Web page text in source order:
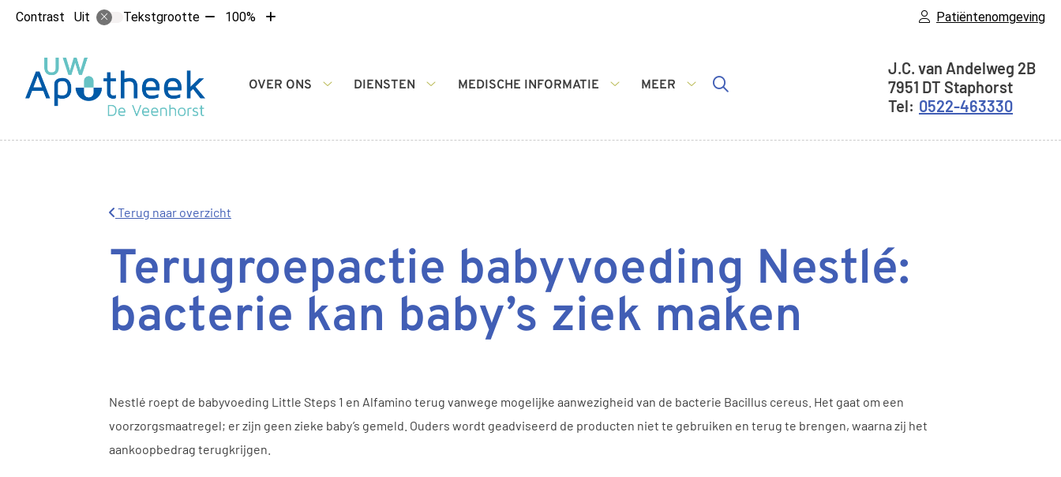
Contrast Uit Tekstgrootte Tekst100%
Tekst
Patiëntenomgeving
Hoofdmenu
OVER ONS
DIENSTEN
MEDISCHE INFORMATIE
MEER
Adresgegevens
J.C. van Andelweg 2B
7951 DT Staphorst
0522-463330
Terug naar overzicht
Terugroepactie babyvoeding Nestlé:
bacterie kan baby’s ziek maken
Nestlé roept de babyvoeding Little Steps 1 en Alfamino terug vanwege mogelijke aanwezigheid van de bacterie Bacillus cereus. Het gaat om een
voorzorgsmaatregel; er zijn geen zieke baby’s gemeld. Ouders wordt geadviseerd de producten niet te gebruiken en terug te brengen, waarna zij het
aankoopbedrag terugkrijgen.